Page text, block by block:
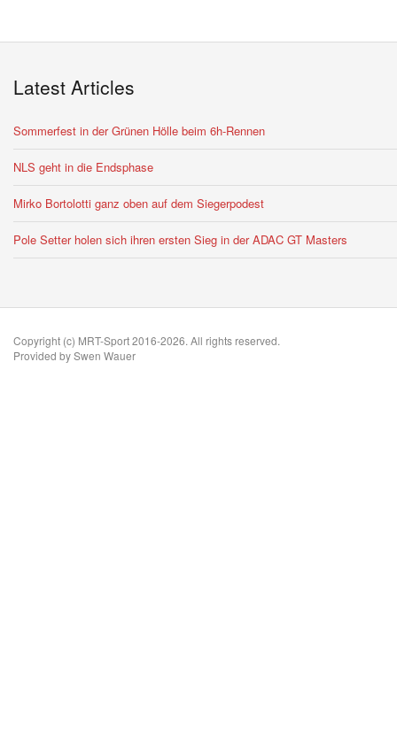
Latest Articles
Sommerfest in der Grünen Hölle beim 6h-Rennen
NLS geht in die Endsphase
Mirko Bortolotti ganz oben auf dem Siegerpodest
Pole Setter holen sich ihren ersten Sieg in der ADAC GT Masters
Copyright (c) MRT-Sport 2016-2026. All rights reserved.
Provided by Swen Wauer